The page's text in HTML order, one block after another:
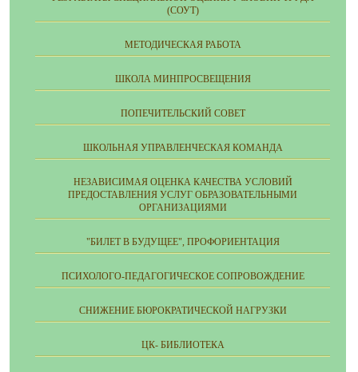
(СОУТ)
МЕТОДИЧЕСКАЯ РАБОТА
ШКОЛА МИНПРОСВЕЩЕНИЯ
ПОПЕЧИТЕЛЬСКИЙ СОВЕТ
ШКОЛЬНАЯ УПРАВЛЕНЧЕСКАЯ КОМАНДА
НЕЗАВИСИМАЯ ОЦЕНКА КАЧЕСТВА УСЛОВИЙ
ПРЕДОСТАВЛЕНИЯ УСЛУГ ОБРАЗОВАТЕЛЬНЫМИ
ОРГАНИЗАЦИЯМИ
"БИЛЕТ В БУДУЩЕЕ", ПРОФОРИЕНТАЦИЯ
ПСИХОЛОГО-ПЕДАГОГИЧЕСКОЕ СОПРОВОЖДЕНИЕ
СНИЖЕНИЕ БЮРОКРАТИЧЕСКОЙ НАГРУЗКИ
ЦК- БИБЛИОТЕКА